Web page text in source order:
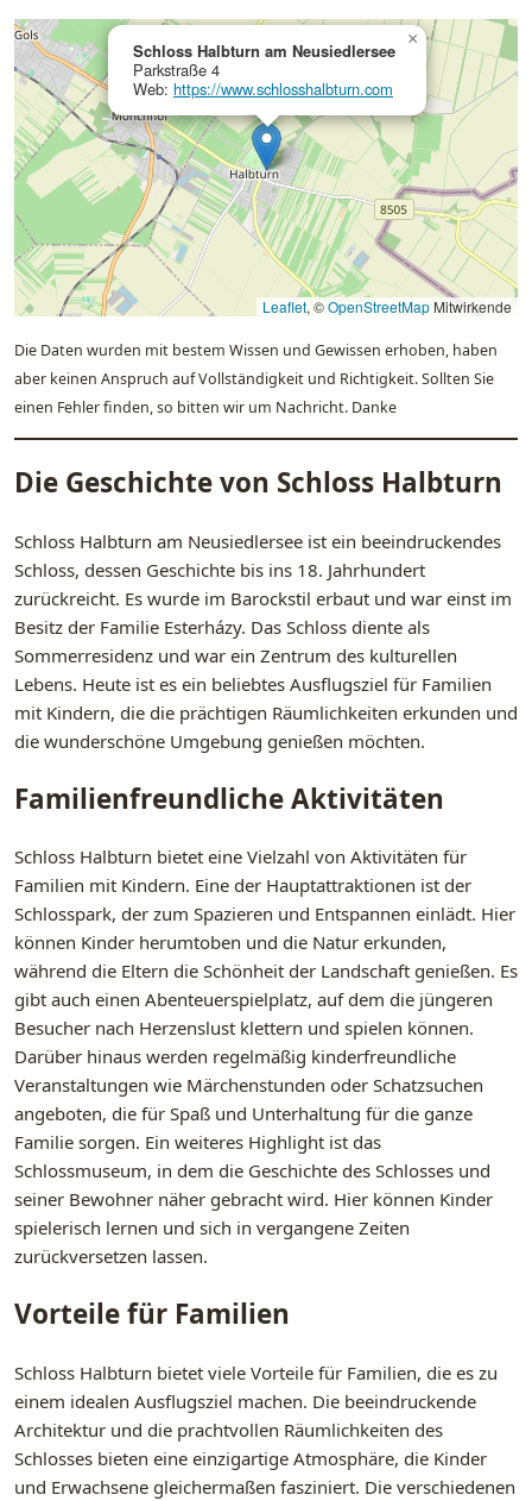
Schloss Halbturn am Neusiedlersee
Parkstraße 4
Web: https://www.schlosshalbturn.com
×
Leaflet, ©OpenStreetMap Mitwirkende
Die Daten wurden mit bestem Wissen und Gewissen erhoben, haben
aber keinen Anspruch auf Vollständigkeit und Richtigkeit. Sollten Sie
einen Fehler finden, so bitten wir um Nachricht. Danke
Die Geschichte von Schloss Halbturn
Schloss Halbturn am Neusiedlersee ist ein beeindruckendes
Schloss, dessen Geschichte bis ins 18. Jahrhundert
zurückreicht. Es wurde im Barockstil erbaut und war einst im
Besitz der Familie Esterházy. Das Schloss diente als
Sommerresidenz und war ein Zentrum des kulturellen
Lebens. Heute ist es ein beliebtes Ausflugsziel für Familien
mit Kindern, die die prächtigen Räumlichkeiten erkunden und
die wunderschöne Umgebung genießen möchten.
Familienfreundliche Aktivitäten
Schloss Halbturn bietet eine Vielzahl von Aktivitäten für
Familien mit Kindern. Eine der Hauptattraktionen ist der
Schlosspark, der zum Spazieren und Entspannen einlädt. Hier
können Kinder herumtoben und die Natur erkunden,
während die Eltern die Schönheit der Landschaft genießen. Es
gibt auch einen Abenteuerspielplatz, auf dem die jüngeren
Besucher nach Herzenslust klettern und spielen können.
Darüber hinaus werden regelmäßig kinderfreundliche
Veranstaltungen wie Märchenstunden oder Schatzsuchen
angeboten, die für Spaß und Unterhaltung für die ganze
Familie sorgen. Ein weiteres Highlight ist das
Schlossmuseum, in dem die Geschichte des Schlosses und
seiner Bewohner näher gebracht wird. Hier können Kinder
spielerisch lernen und sich in vergangene Zeiten
zurückversetzen lassen.
Vorteile für Familien
Schloss Halbturn bietet viele Vorteile für Familien, die es zu
einem idealen Ausflugsziel machen. Die beeindruckende
Architektur und die prachtvollen Räumlichkeiten des
Schlosses bieten eine einzigartige Atmosphäre, die Kinder
und Erwachsene gleichermaßen fasziniert. Die verschiedenen